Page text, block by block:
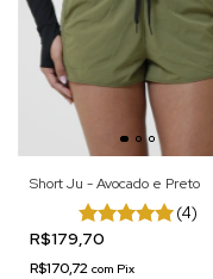
Short Ju - Avocado e Preto
(4)
R$179,70
R$170,72 com Pix